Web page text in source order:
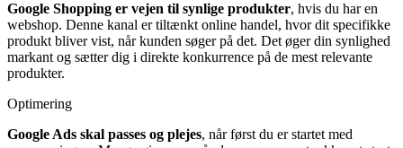
Google Shopping er vejen til synlige produkter, hvis du har en
webshop. Denne kanal er tiltænkt online handel, hvor dit specifikke
produkt bliver vist, når kunden søger på det. Det øger din synlighed
markant og sætter dig i direkte konkurrence på de mest relevante
produkter.
Optimering
Google Ads skal passes og plejes, når først du er startet med